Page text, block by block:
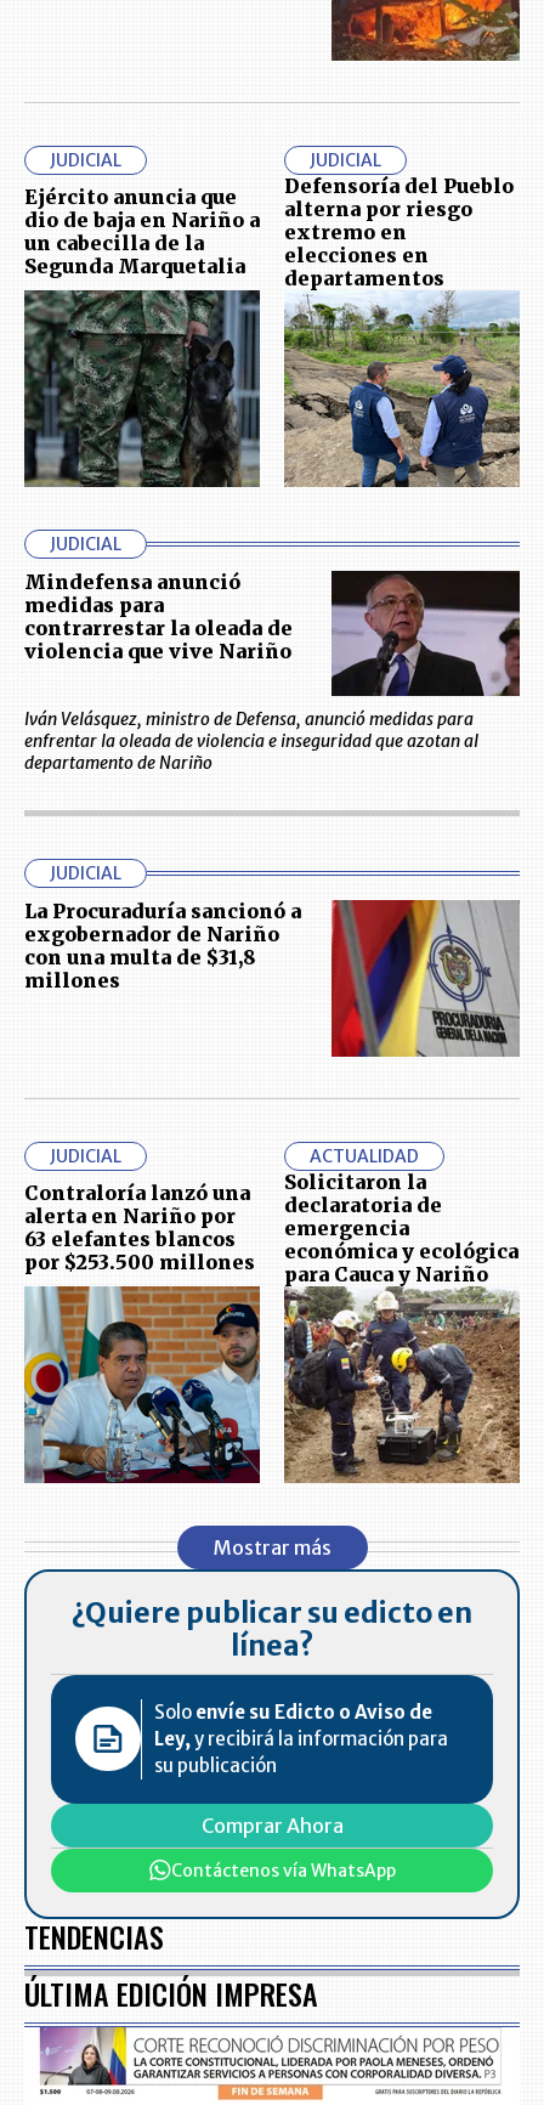
JUDICIAL
Ejército anuncia que
dio de baja en Nariño a
un cabecilla de la
Segunda Marquetalia
JUDICIAL
Defensoría del Pueblo
alterna por riesgo
extremo en
elecciones en
departamentos
JUDICIAL
Mindefensa anunció
medidas para
contrarrestar la oleada de
violencia que vive Nariño
Iván Velásquez, ministro de Defensa, anunció medidas para
enfrentar la oleada de violencia e inseguridad que azotan al
departamento de Nariño
JUDICIAL
La Procuraduría sancionó a
exgobernador de Nariño
con una multa de $31,8
millones
JUDICIAL
Contraloría lanzó una
alerta en Nariño por
63 elefantes blancos
por $253.500 millones
ACTUALIDAD
Solicitaron la
declaratoria de
emergencia
económica y ecológica
para Cauca y Nariño
Mostrar más
¿Quiere publicar su edicto en
línea?
Solo envíe su Edicto o Aviso de
Ley,y recibirá la información para
su publicación
Comprar Ahora
Contáctenos vía WhatsApp
TENDENCIAS
ÚLTIMA EDICIÓN IMPRESA